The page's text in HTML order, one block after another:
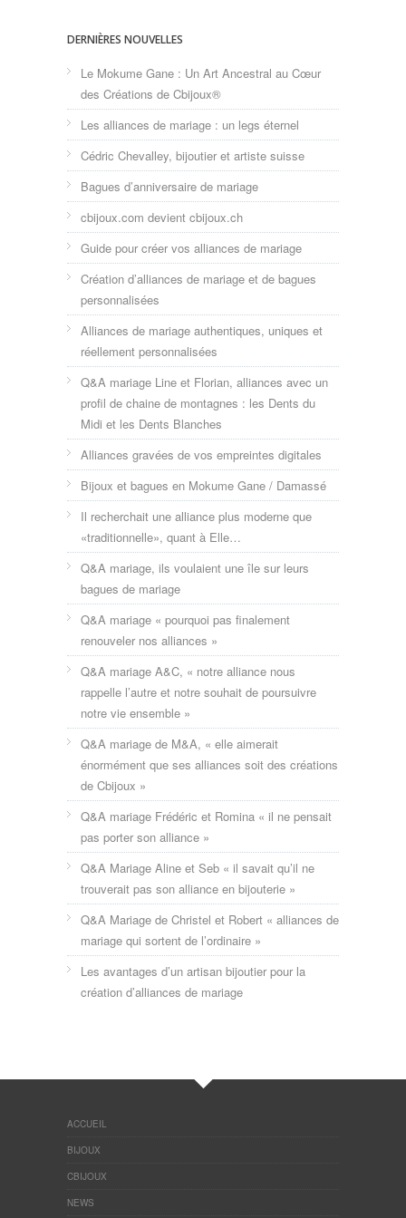
DERNIÈRES NOUVELLES
Le Mokume Gane : Un Art Ancestral au Cœur
des Créations de Cbijoux®
Les alliances de mariage : un legs éternel
Cédric Chevalley, bijoutier et artiste suisse
Bagues d’anniversaire de mariage
cbijoux.com devient cbijoux.ch
Guide pour créer vos alliances de mariage
Création d’alliances de mariage et de bagues
personnalisées
Alliances de mariage authentiques, uniques et
réellement personnalisées
Q&A mariage Line et Florian, alliances avec un
profil de chaine de montagnes : les Dents du
Midi et les Dents Blanches
Alliances gravées de vos empreintes digitales
Bijoux et bagues en Mokume Gane / Damassé
Il recherchait une alliance plus moderne que
«traditionnelle», quant à Elle…
Q&A mariage, ils voulaient une île sur leurs
bagues de mariage
Q&A mariage « pourquoi pas finalement
renouveler nos alliances »
Q&A mariage A&C, « notre alliance nous
rappelle l’autre et notre souhait de poursuivre
notre vie ensemble »
Q&A mariage de M&A, « elle aimerait
énormément que ses alliances soit des créations
de Cbijoux »
Q&A mariage Frédéric et Romina « il ne pensait
pas porter son alliance »
Q&A Mariage Aline et Seb « il savait qu’il ne
trouverait pas son alliance en bijouterie »
Q&A Mariage de Christel et Robert « alliances de
mariage qui sortent de l’ordinaire »
Les avantages d’un artisan bijoutier pour la
création d’alliances de mariage
ACCUEIL
BIJOUX
CBIJOUX
NEWS